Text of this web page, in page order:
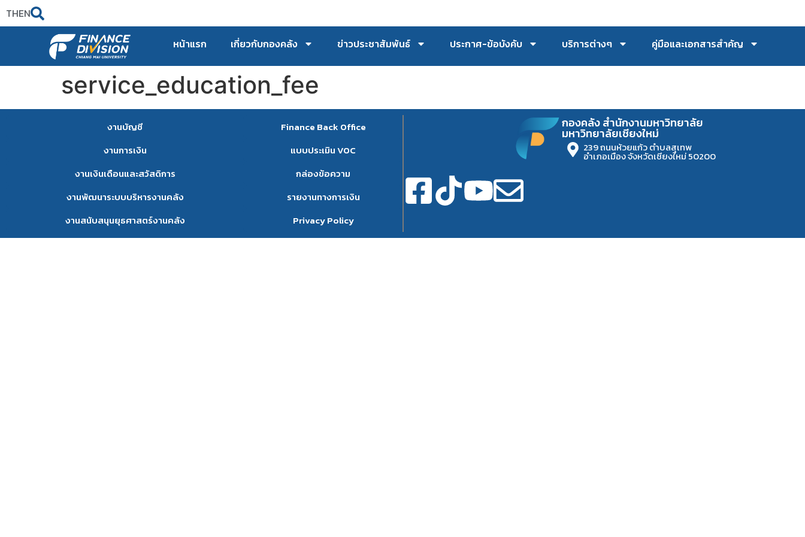
THEN
หน้าแรก เกี่ยวกับกองคลัง ข่าวประชาสัมพันธ์ ประกาศ-ข้อบังคับ บริการต่างๆ คู่มือและเอกสารสำคัญ
service_education_fee
งานบัญชี
งานการเงิน
งานเงินเดือนและสวัสดิการ
งานพัฒนาระบบบริหารงานคลัง
งานสนับสนุนยุธศาสตร์งานคลัง
Finance Back Office
แบบประเมิน VOC
กล่องข้อความ
รายงานทางการเงิน
Privacy Policy
กองคลัง สำนักงานมหาวิทยาลัย
มหาวิทยาลัยเชียงใหม่
239 ถนนห้วยแก้ว ตำบลสุเทพ
อำเภอเมือง จังหวัดเชียงใหม่ 50200